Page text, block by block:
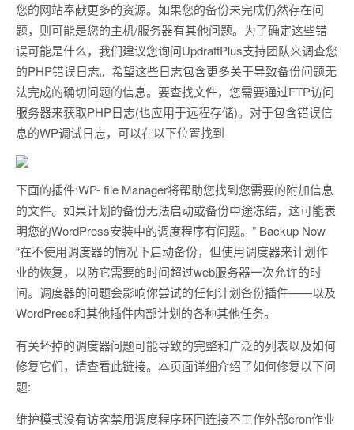
您的网站奉献更多的资源。如果您的备份未完成仍然存在问
题，则可能是您的主机/服务器有其他问题。为了确定这些错
误可能是什么，我们建议您询问UpdraftPlus支持团队来调查您
的PHP错误日志。希望这些日志包含更多关于导致备份问题无
法完成的确切问题的信息。要查找文件，您需要通过FTP访问
服务器来获取PHP日志(也应用于远程存储)。对于包含错误信
息的WP调试日志，可以在以下位置找到
下面的插件:WP- file Manager将帮助您找到您需要的附加信息
的文件。如果计划的备份无法启动或备份中途冻结，这可能表
明您的WordPress安装中的调度程序有问题。” Backup Now
“在不使用调度器的情况下启动备份，但使用调度器来计划作
业的恢复，以防它需要的时间超过web服务器一次允许的时
间。调度器的问题会影响你尝试的任何计划备份插件——以及
WordPress和其他插件内部计划的各种其他任务。
有关坏掉的调度器问题可能导致的完整和广泛的列表以及如何
修复它们，请查看此链接。本页面详细介绍了如何修复以下问
题:
维护模式没有访客禁用调度程序环回连接不工作外部cron作业